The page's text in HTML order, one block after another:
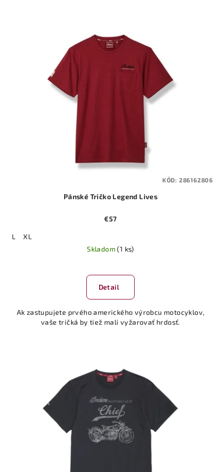
Pánské Tričko Legend Lives
€57
L
XL
Skladom(1 ks)
Detail
Ak zastupujete prvého amerického výrobcu motocyklov,
vaše tričká by tiež mali vyžarovať hrdosť.
KÓD: 286162806